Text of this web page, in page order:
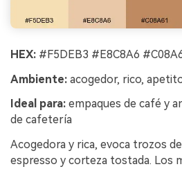
HEX: #F5DEB3 #E8C8A6
Ambiente: acogedor, rico,
Ideal para: empaques de café y
de cafetería
Acogedora y rica, evoca trozos
espresso y corteza tostada. Los